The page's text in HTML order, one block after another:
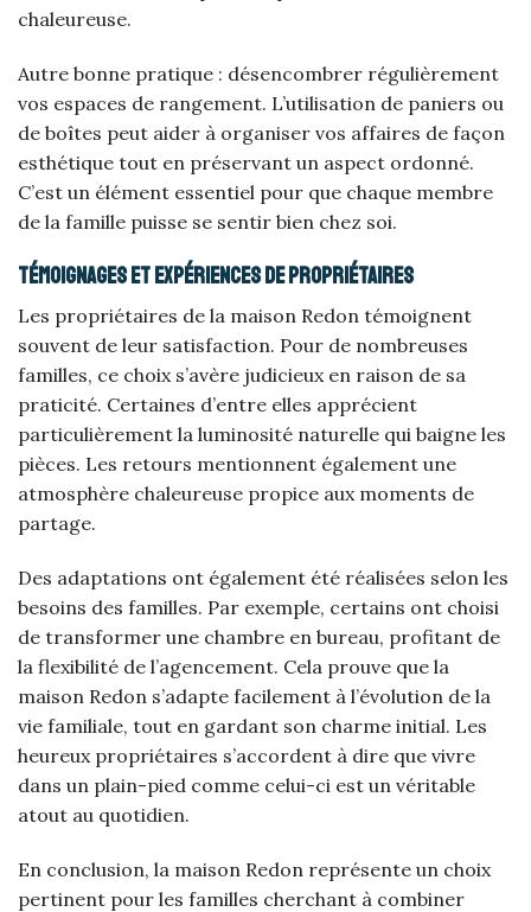
chaleureuse.
Autre bonne pratique : désencombrer régulièrement
vos espaces de rangement. L’utilisation de paniers ou
de boîtes peut aider à organiser vos affaires de façon
esthétique tout en préservant un aspect ordonné.
C’est un élément essentiel pour que chaque membre
de la famille puisse se sentir bien chez soi.
Témoignages et expériences de propriétaires
Les propriétaires de la maison Redon témoignent
souvent de leur satisfaction. Pour de nombreuses
familles, ce choix s’avère judicieux en raison de sa
praticité. Certaines d’entre elles apprécient
particulièrement la luminosité naturelle qui baigne les
pièces. Les retours mentionnent également une
atmosphère chaleureuse propice aux moments de
partage.
Des adaptations ont également été réalisées selon les
besoins des familles. Par exemple, certains ont choisi
de transformer une chambre en bureau, profitant de
la flexibilité de l’agencement. Cela prouve que la
maison Redon s’adapte facilement à l’évolution de la
vie familiale, tout en gardant son charme initial. Les
heureux propriétaires s’accordent à dire que vivre
dans un plain-pied comme celui-ci est un véritable
atout au quotidien.
En conclusion, la maison Redon représente un choix
pertinent pour les familles cherchant à combiner